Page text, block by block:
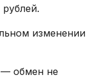
изменении
— обмен не